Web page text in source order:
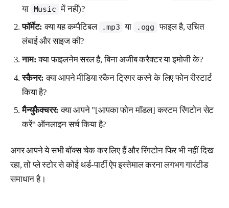
या Music में नहीं)?
फॉर्मेट: क्या यह कम्पैटिबल .mp3 या .ogg फाइल है, उचित
लंबाई और साइज की?
नाम: क्या फाइलनेम सरल है, बिना अजीब करैक्टर या इमोजी के?
स्कैनर: क्या आपने मीडिया स्कैन ट्रिगर करने के लिए फोन रीस्टार्ट
किया है?
मैन्युफैक्चरर: क्या आपने "[आपका फोन मॉडल] कस्टम रिंगटोन सेट
करें" ऑनलाइन सर्च किया है?
अगर आपने ये सभी बॉक्स चेक कर लिए हैं और रिंगटोन फिर भी नहीं दिख
रहा, तो प्ले स्टोर से कोई थर्ड-पार्टी ऐप इस्तेमाल करना लगभग गारंटीड
समाधान है।